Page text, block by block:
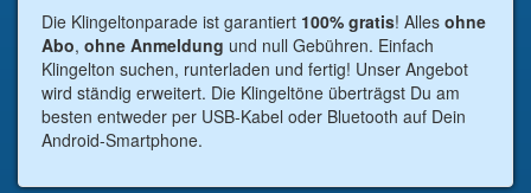
Die Klingeltonparade ist garantiert 100% gratis! Alles ohne
Abo, ohne Anmeldung und null Gebühren. Einfach
Klingelton suchen, runterladen und fertig! Unser Angebot
wird ständig erweitert. Die Klingeltöne überträgst Du am
besten entweder per USB-Kabel oder Bluetooth auf Dein
Android-Smartphone.